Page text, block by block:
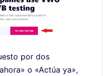
por dos
o «Actúa ya»,